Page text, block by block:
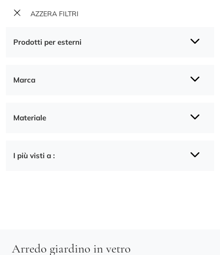
AZZERA FILTRI
Prodotti per esterni
Marca
Materiale
I più visti a :
Arredo giardino in vetro